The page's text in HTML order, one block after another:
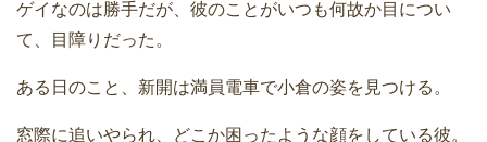
ゲイなのは勝手だが、彼のことがいつも何故か目につい
て、目障りだった。
ある日のこと、新開は満員電車で小倉の姿を見つける。
窓際に追いやられ、どこか困ったような顔をしている彼。